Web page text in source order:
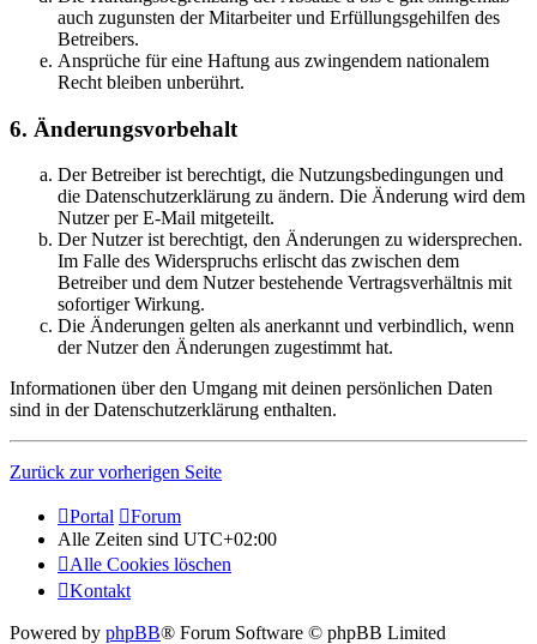
auch zugunsten der Mitarbeiter und Erfüllungsgehilfen des
Betreibers.
Ansprüche für eine Haftung aus zwingendem nationalem
Recht bleiben unberührt.
6. Änderungsvorbehalt
Der Betreiber ist berechtigt, die Nutzungsbedingungen und
die Datenschutzerklärung zu ändern. Die Änderung wird dem
Nutzer per E-Mail mitgeteilt.
Der Nutzer ist berechtigt, den Änderungen zu widersprechen.
Im Falle des Widerspruchs erlischt das zwischen dem
Betreiber und dem Nutzer bestehende Vertragsverhältnis mit
sofortiger Wirkung.
Die Änderungen gelten als anerkannt und verbindlich, wenn
der Nutzer den Änderungen zugestimmt hat.
Informationen über den Umgang mit deinen persönlichen Daten
sind in der Datenschutzerklärung enthalten.
Zurück zur vorherigen Seite
Portal
Forum
Alle Zeiten sind UTC+02:00
Alle Cookies löschen
Kontakt
Powered by phpBB® Forum Software © phpBB Limited